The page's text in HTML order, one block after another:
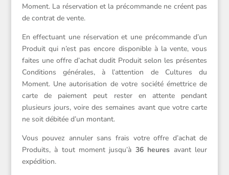
Moment. La réservation et la précommande ne créent pas
de contrat de vente.
En effectuant une réservation et une précommande d’un
Produit qui n’est pas encore disponible à la vente, vous
faites une offre d’achat dudit Produit selon les présentes
Conditions générales, à l’attention de Cultures du
Moment. Une autorisation de votre société émettrice de
carte de paiement peut rester en attente pendant
plusieurs jours, voire des semaines avant que votre carte
ne soit débitée d’un montant.
Vous pouvez annuler sans frais votre offre d’achat de
Produits, à tout moment jusqu’à 36 heures avant leur
expédition.